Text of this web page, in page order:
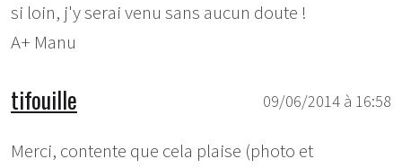
si loin, j'y serai venu sans aucun doute !
A+ Manu
09/06/2014 à 16:58
tifouille
Merci, contente que cela plaise (photo et